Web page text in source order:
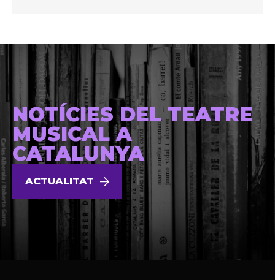
NOTÍCIES DEL TEATRE
MUSICAL A
CATALUNYA
ACTUALITAT